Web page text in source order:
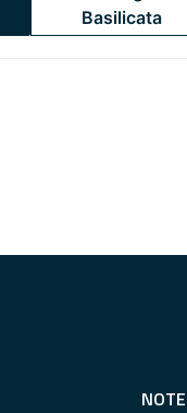
Basilicata